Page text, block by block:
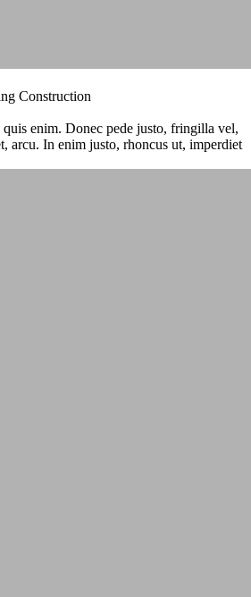
Construction
quis enim. Donec pede justo, fringilla vel,
arcu. In enim justo, rhoncus ut, imperdiet